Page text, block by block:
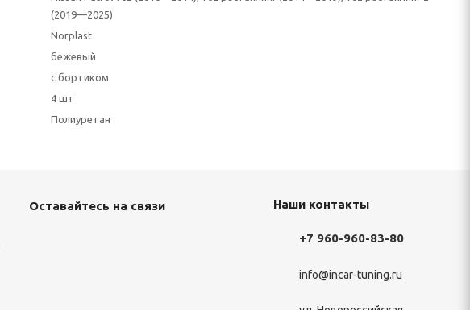
(2019—2025)
Norplast
бежевый
с бортиком
4 шт
Полиуретан
Оставайтесь на связи Наши контакты
+7 960-960-83-80
info@incar-tuning.ru